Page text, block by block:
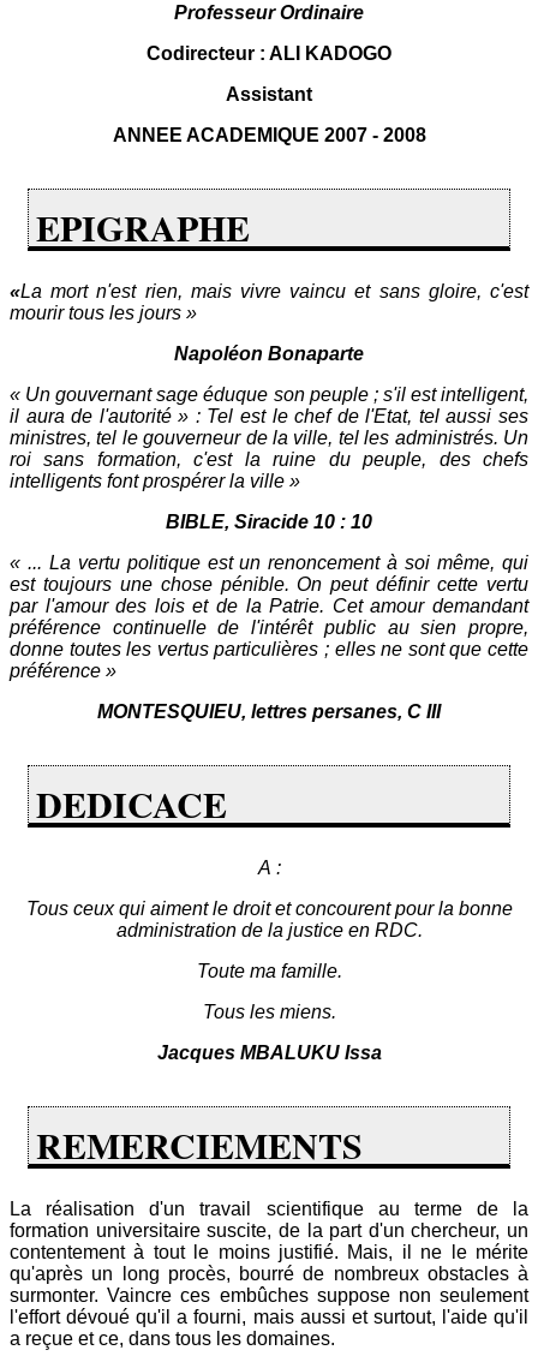
Professeur Ordinaire
Codirecteur : ALI KADOGO
Assistant
ANNEE ACADEMIQUE 2007 - 2008
EPIGRAPHE
«La mort n'est rien, mais vivre vaincu et sans gloire, c'est
mourir tous les jours »
Napoléon Bonaparte
« Un gouvernant sage éduque son peuple ; s'il est intelligent,
il aura de l'autorité » : Tel est le chef de l'Etat, tel aussi ses
ministres, tel le gouverneur de la ville, tel les administrés. Un
roi sans formation, c'est la ruine du peuple, des chefs
intelligents font prospérer la ville »
BIBLE, Siracide 10 : 10
« ... La vertu politique est un renoncement à soi même, qui
est toujours une chose pénible. On peut définir cette vertu
par l'amour des lois et de la Patrie. Cet amour demandant
préférence continuelle de l'intérêt public au sien propre,
donne toutes les vertus particulières ; elles ne sont que cette
préférence »
MONTESQUIEU, lettres persanes, C III
DEDICACE
A :
Tous ceux qui aiment le droit et concourent pour la bonne
administration de la justice en RDC.
Toute ma famille.
Tous les miens.
Jacques MBALUKU Issa
REMERCIEMENTS
La réalisation d'un travail scientifique au terme de la
formation universitaire suscite, de la part d'un chercheur, un
contentement à tout le moins justifié. Mais, il ne le mérite
qu'après un long procès, bourré de nombreux obstacles à
surmonter. Vaincre ces embûches suppose non seulement
l'effort dévoué qu'il a fourni, mais aussi et surtout, l'aide qu'il
a reçue et ce, dans tous les domaines.